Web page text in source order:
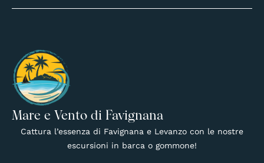
Mare e Vento di Favignana
Cattura l’essenza di Favignana e Levanzo con le nostre
escursioni in barca o gommone!